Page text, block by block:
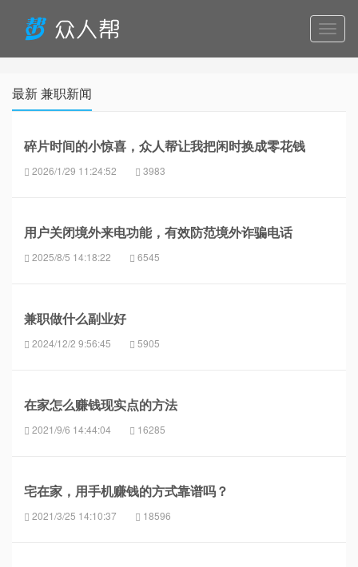
导
航
最新 兼职新闻
碎片时间的小惊喜，众人帮让我把闲时换成零花钱
2026/1/29 11:24:52 3983
用户关闭境外来电功能‌，有效防范境外诈骗电话
2025/8/5 14:18:22 6545
兼职做什么副业好
2024/12/2 9:56:45 5905
在家怎么赚钱现实点的方法
2021/9/6 14:44:04 16285
宅在家，用手机赚钱的方式靠谱吗？
2021/3/25 14:10:37 18596